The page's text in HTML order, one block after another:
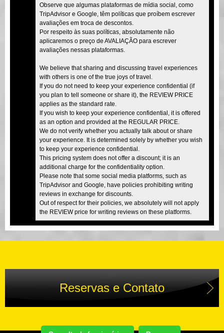
Observe que algumas plataformas de mídia social, como
TripAdvisor e Google, têm políticas que proíbem escrever
avaliações em troca de descontos.
Por respeito às suas políticas, absolutamente não
aplicaremos o preço de AVALIAÇÃO para escrever
avaliações nessas plataformas.
We believe that sharing and discussing travel experiences
with others is one of the true joys of travel.
If you do not need to keep your experience confidential (if
you plan to tell someone or share it), the REVIEW PRICE
applies as the standard rate.
If you wish to keep your experience confidential, it is offered
as an option and provided at the REGULAR PRICE.
We do not verify whether you actually talk about or share
your experience. It is determined solely by whether you wish
to keep your experience confidential.
This pricing system does not offer a discount; it is an
additional charge for the confidentiality option.
Please note that some social media platforms, such as
TripAdvisor and Google, have policies prohibiting writing
reviews in exchange for discounts.
Out of respect for their policies, we absolutely will not apply
the REVIEW price for writing reviews on these platforms.
Reservas e Contato